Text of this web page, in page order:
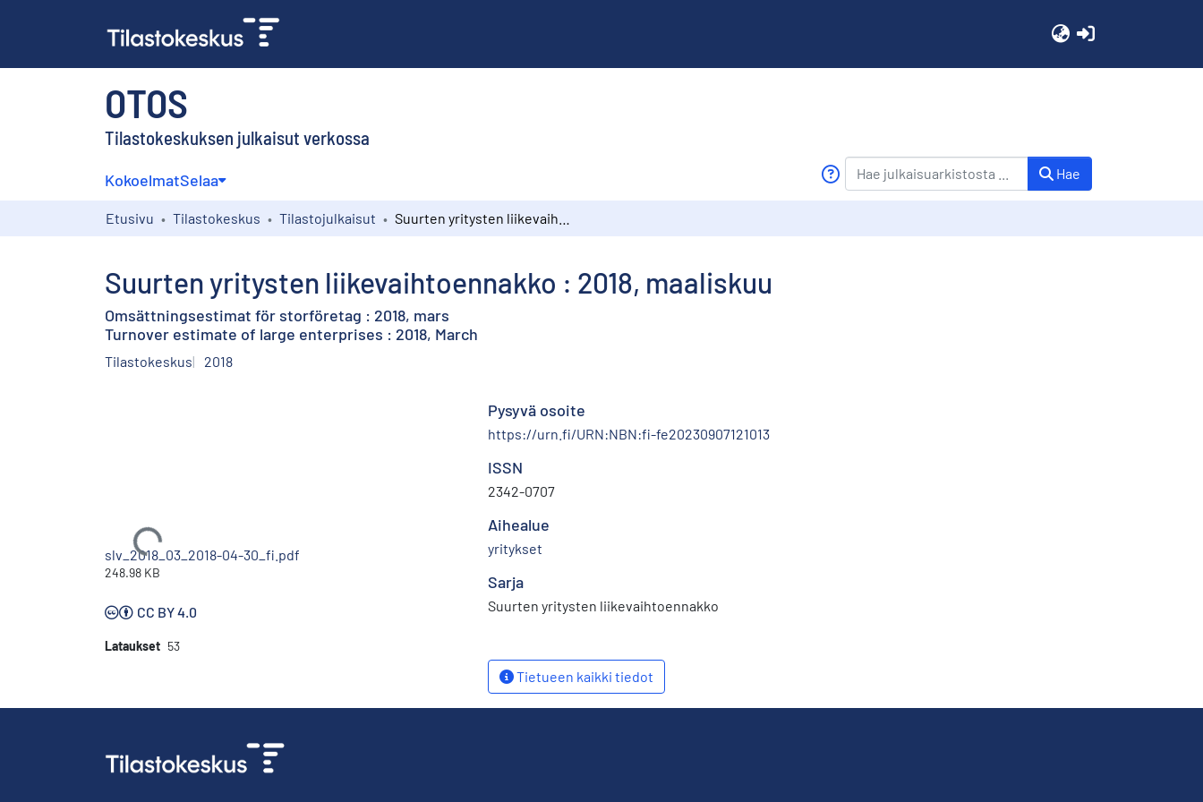
OTOS
Tilastokeskuksen julkaisut verkossa
KokoelmatSelaa Hae
Etusivu Tilastokeskus Tilastojulkaisut
Suurten yritysten liikevaihtoennakko : 2018, maaliskuu
Omsättningsestimat för storföretag : 2018, mars
Turnover estimate of large enterprises : 2018, March
Tilastokeskus 2018
Ladataan...
slv_2018_03_2018-04-30_fi.pdf
248.98 KB
CC BY 4.0
Lataukset 53
Pysyvä osoite
https://urn.fi/URN:NBN:fi-fe20230907121013
ISSN
2342-0707
Aihealue
yritykset
Sarja
Suurten yritysten liikevaihtoennakko
Tietueen kaikki tiedot